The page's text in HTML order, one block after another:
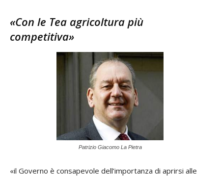
«Con le Tea agricoltura più
competitiva»
Patrizio Giacomo La Pietra
«il Governo è consapevole dell’importanza di aprirsi alle